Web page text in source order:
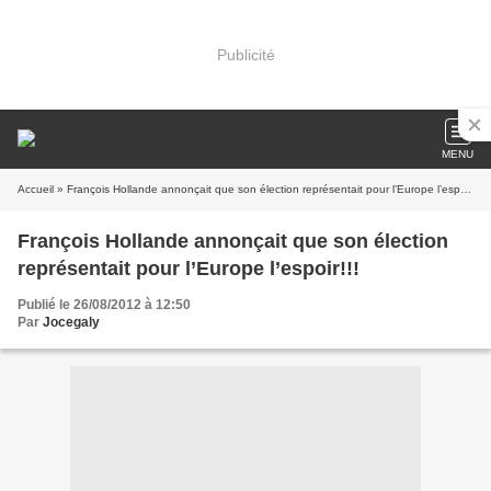
Publicité
MENU
Accueil » François Hollande annonçait que son élection représentait pour l’Europe l’espoir!!!
François Hollande annonçait que son élection
représentait pour l’Europe l’espoir!!!
Publié le 26/08/2012 à 12:50
Par Jocegaly